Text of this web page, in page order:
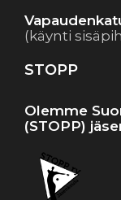
(käynti
STOPP
Olemme
(STOPP)